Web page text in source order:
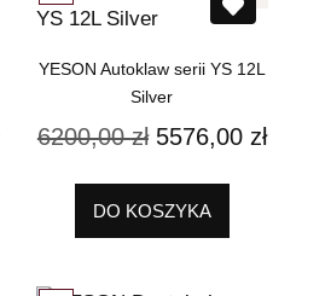
YESON Autoklaw serii YS 12L
Silver
6200,00zł 5576,00 zł
DO KOSZYKA